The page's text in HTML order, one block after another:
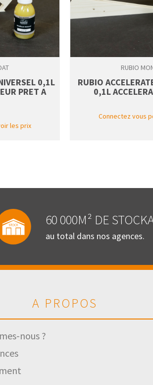
0,1L
PRET A
les prix
RUBIO
RUBIO
0,1L
Connectez vous
60 000M² DE
au total dans nos agences.
A PROPOS
nous ?